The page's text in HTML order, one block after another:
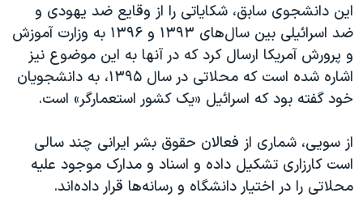
این دانشجوی سابق، شکایاتی را از وقایع ضد یهودی و
ضد اسرائیلی بین سال‌های ۱۳۹۳ و ۱۳۹۶ به وزارت آموزش
و پرورش آمریکا ارسال کرد که در آنها به این موضوع نیز
اشاره شده است که محلاتی در سال ۱۳۹۵، به دانشجویان
خود گفته بود که اسرائیل «یک کشور استعمارگر» است.
از سویی، شماری از فعالان حقوق بشر ایرانی چند سالی
است کارزاری تشکیل داده‌ و اسناد و مدارک موجود علیه
محلاتی را در اختیار دانشگاه و رسانه‌ها قرار داده‌اند.